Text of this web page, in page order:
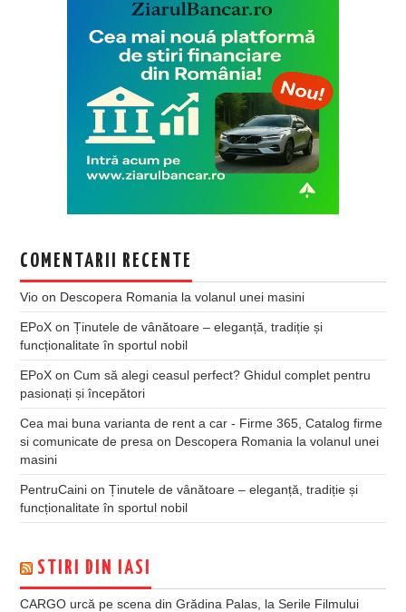
COMENTARII RECENTE
Vio on Descopera Romania la volanul unei masini
EPoX onȚinutele de vânătoare – eleganță, tradiție și
funcționalitate în sportul nobil
EPoX onCum să alegi ceasul perfect? Ghidul complet pentru
pasionați și începători
Cea mai buna varianta de rent a car - Firme 365, Catalog firme
si comunicate de presa on Descopera Romania la volanul unei
masini
PentruCaini onȚinutele de vânătoare – eleganță, tradiție și
funcționalitate în sportul nobil
STIRI DIN IASI
CARGO urcă pe scena din Grădina Palas, la Serile Filmului